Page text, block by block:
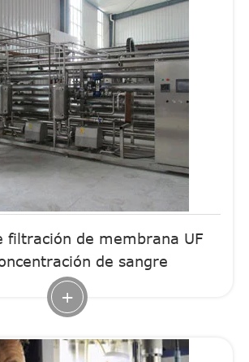
filtración de membrana UF
de sangre
+